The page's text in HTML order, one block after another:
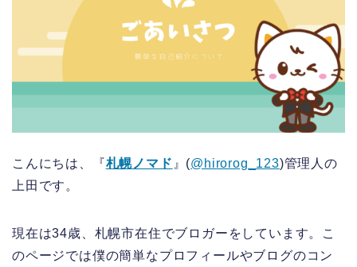
こんにちは、『札幌ノマド 』(@hirorog_123)管理人の
上田です。
現在は34歳、札幌市在住でブロガーをしています。こ
のページでは僕の簡単なプロフィールやブログのコン